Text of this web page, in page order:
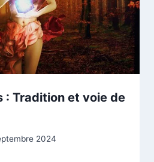
: Tradition et voie de
2024